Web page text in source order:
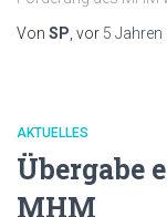
Von SP , vor 5 Jahren
AKTUELLES
Übergabe
MHM